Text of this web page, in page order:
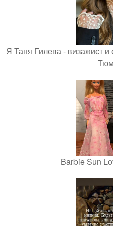
Я Таня Гилева - визажист и
Barbie Sun